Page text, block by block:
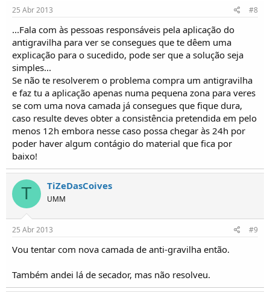
25 Abr 2013 #8
...Fala com às pessoas responsáveis pela aplicação do
antigravilha para ver se consegues que te dêem uma
explicação para o sucedido, pode ser que a solução seja
simples...
Se não te resolverem o problema compra um antigravilha
e faz tu a aplicação apenas numa pequena zona para veres
se com uma nova camada já consegues que fique dura,
caso resulte deves obter a consistência pretendida em pelo
menos 12h embora nesse caso possa chegar às 24h por
poder haver algum contágio do material que fica por
baixo!
T TiZeDasCoives
UMM
25 Abr 2013 #9
Vou tentar com nova camada de anti-gravilha então.
Também andei lá de secador, mas não resolveu.